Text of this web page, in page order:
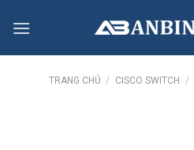
TRANG CHỦ / CISCO SWITCH /